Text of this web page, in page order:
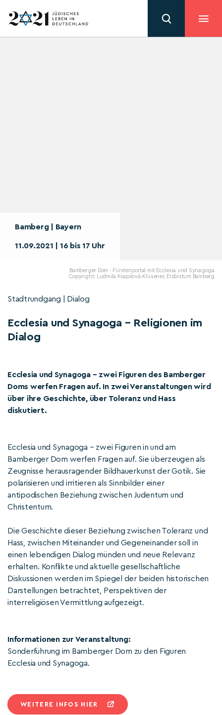
Bamberg | Bayern
11.09.2021 | 16 bis 17 Uhr
Bamberger Dom - Fürstenportal mit Ecclesia und Synagoga
Copyright: Ludmila Kvapilová-Klüsener, Erzbistum Bamberg
Stadtrundgang | Dialog
Ecclesia und Synagoga – Religionen im
Dialog
Ecclesia und Synagoga – zwei Figuren des Bamberger
Doms werfen Fragen auf. In zwei Veranstaltungen wird
über ihre Geschichte, über Toleranz und Hass
diskutiert.
Ecclesia und Synagoga – zwei Figuren in und am
Bamberger Dom werfen Fragen auf. Sie überzeugen als
Zeugnisse herausragender Bildhauerkunst der Gotik. Sie
polarisieren und irritieren als Sinnbilder einer
antipodischen Beziehung zwischen Judentum und
Christentum.
Die Geschichte dieser Beziehung zwischen Toleranz und
Hass, zwischen Miteinander und Gegeneinander soll in
einen lebendigen Dialog münden und neue Relevanz
erhalten. Konflikte und aktuelle gesellschaftliche
Diskussionen werden im Spiegel der beiden historischen
Darstellungen betrachtet, Perspektiven der
interreligiösen Vermittlung aufgezeigt.
Informationen zur Veranstaltung:
Sonderführung im Bamberger Dom zu den Figuren
Ecclesia und Synagoga.
WEITERE INFOS HIER